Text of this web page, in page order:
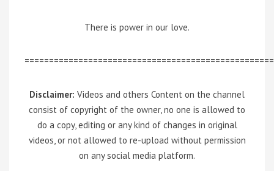
There is power in our love.
Disclaimer: Videos and others Content on the channel
consist of copyright of the owner, no one is allowed to
do a copy, editing or any kind of changes in original
videos, or not allowed to re-upload without permission
on any social media platform.